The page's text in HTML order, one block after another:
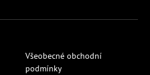
Všeobecné obchodní
podmínky